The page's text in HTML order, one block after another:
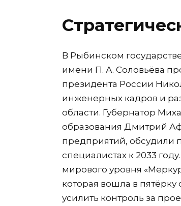
В Рыбинском
имени П. А. Соловьёва
президента России
инженерных кадров и
области. Губернатор
образования Дмитрий
предприятий, обсудили
специалистах к 2033
мирового уровня
которая вошла в
усилить контроль за